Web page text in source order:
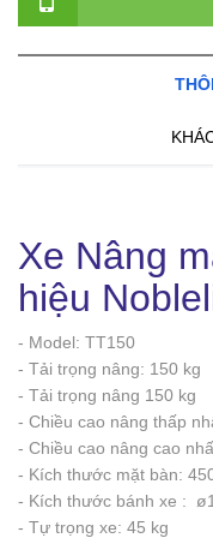
Xe Nâng
hiệu
- Model: TT150
- Tải trọng nâng: 150 kg
- Tải trọng nâng 150 kg
- Chiều cao nâng thấp
- Chiều cao nâng cao
- Kích thước mặt bàn:
- Kích thước bánh xe :
- Tự trọng xe: 45 kg